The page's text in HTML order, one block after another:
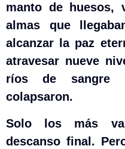
manto de huesos,
almas que
alcanzar la paz
atravesar nueve
ríos de sangre
colapsaron.
Solo los más
descanso final.